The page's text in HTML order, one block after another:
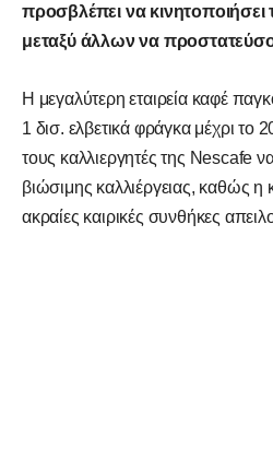
προσβλέπει να κινητοποιήσει
μεταξύ άλλων να
Η μεγαλύτερη εταιρεία καφέ
1 δισ. ελβετικά φράγκα μέχρι το
τους καλλιεργητές της Nescafe
βιώσιμης καλλιέργειας, καθώς η
ακραίες καιρικές συνθήκες